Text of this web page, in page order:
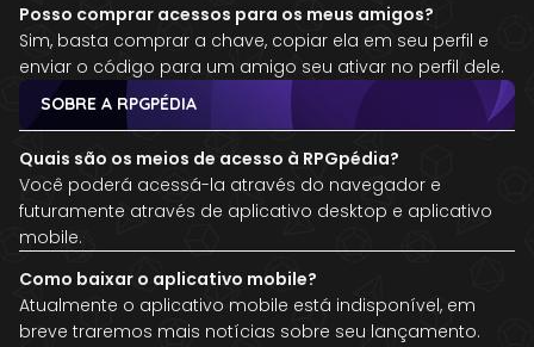
Posso comprar acessos para os meus amigos?
Sim, basta comprar a chave, copiar ela em seu perfil e
enviar o código para um amigo seu ativar no perfil dele.
SOBRE A RPGPÉDIA
Quais são os meios de acesso à RPGpédia?
Você poderá acessá-la através do navegador e
futuramente através de aplicativo desktop e aplicativo
mobile.
Como baixar o aplicativo mobile?
Atualmente o aplicativo mobile está indisponível, em
breve traremos mais notícias sobre seu lançamento.